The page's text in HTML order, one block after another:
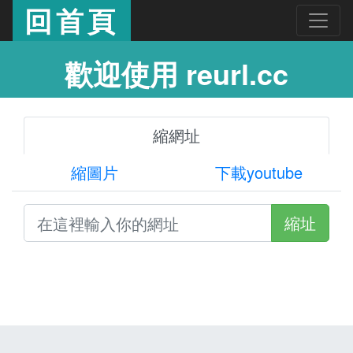
回首頁
歡迎使用 reurl.cc
縮網址
縮圖片
下載youtube
縮址